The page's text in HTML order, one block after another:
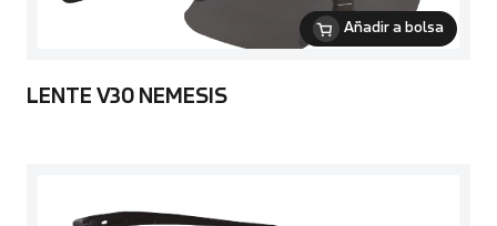
Añadir a bolsa
LENTE V30 NEMESIS